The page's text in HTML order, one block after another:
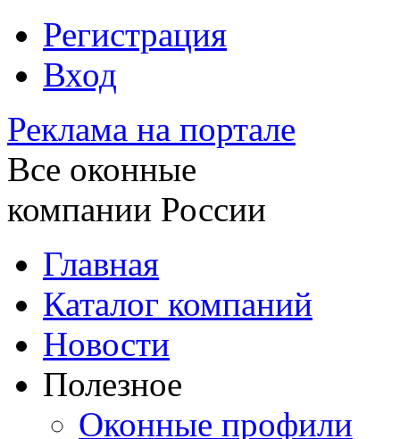
Регистрация
Вход
Реклама на портале
Все оконные
компании России
Главная
Каталог компаний
Новости
Полезное
Оконные профили